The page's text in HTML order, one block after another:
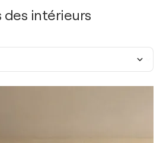
des intérieurs